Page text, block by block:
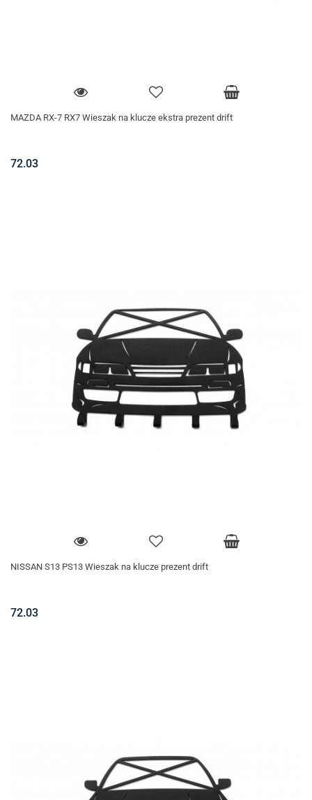
MAZDA RX-7 RX7 Wieszak na klucze ekstra prezent drift
72.03
NISSAN S13 PS13 Wieszak na klucze prezent drift
72.03